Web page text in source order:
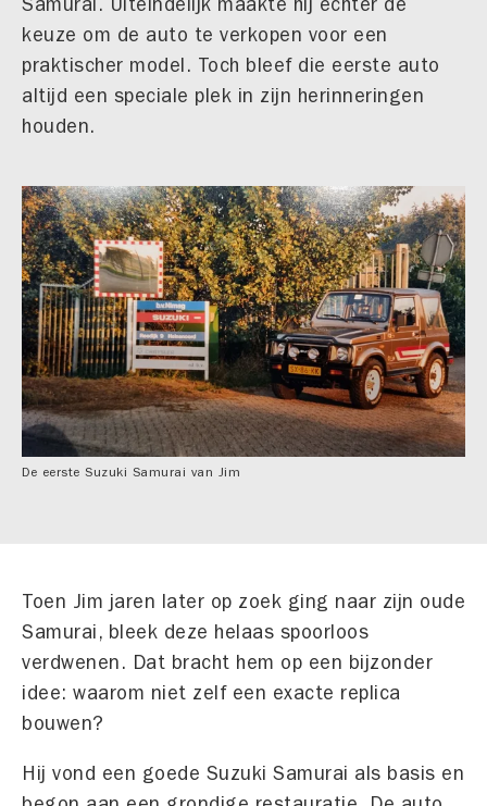
keuze om de auto te verkopen voor een
praktischer model. Toch bleef die eerste auto
altijd een speciale plek in zijn herinneringen
houden.
De eerste Suzuki Samurai van Jim
Toen Jim jaren later op zoek ging naar zijn oude
Samurai, bleek deze helaas spoorloos
verdwenen. Dat bracht hem op een bijzonder
idee: waarom niet zelf een exacte replica
bouwen?
Hij vond een goede Suzuki Samurai als basis en